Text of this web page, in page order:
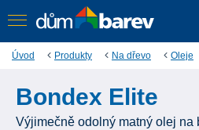
Úvod Produkty Na dřevo Oleje
Bondex Elite
Výjimečně odolný matný olej na